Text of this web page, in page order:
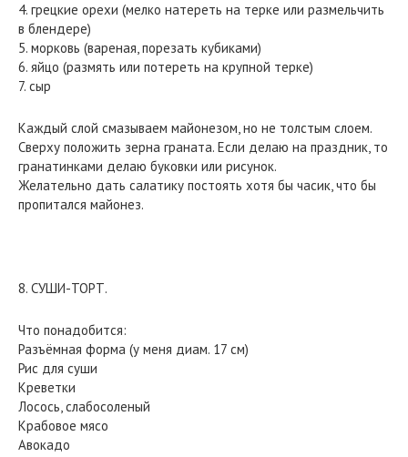
4. грецкие орехи (мелко натереть на терке или размельчить
в блендере)
5. морковь (вареная, порезать кубиками)
6. яйцо (размять или потереть на крупной терке)
7. сыр
Каждый слой смазываем майонезом, но не толстым слоем.
Сверху положить зерна граната. Если делаю на праздник, то
гранатинками делаю буковки или рисунок.
Желательно дать салатику постоять хотя бы часик, что бы
пропитался майонез.
8. СУШИ-ТОРТ.
Что понадобится:
Разъёмная форма (у меня диам. 17 см)
Рис для суши
Креветки
Лосось, слабосоленый
Крабовое мясо
Авокадо